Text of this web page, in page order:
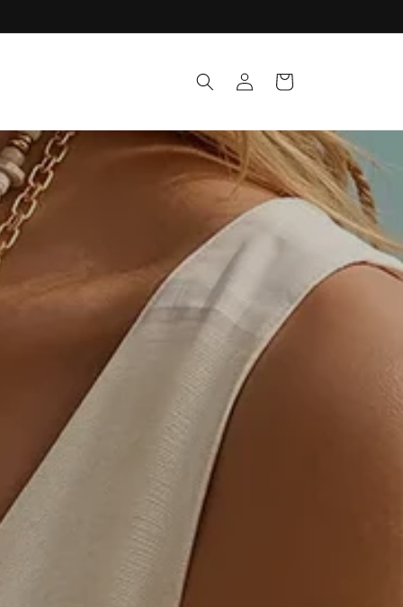
Iniciar
sesión
Carrito